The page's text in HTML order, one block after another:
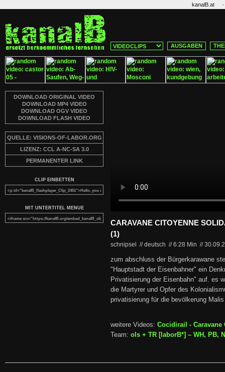
kanalB.at ·
AUSGABEN
DOWNLOAD ORIGINAL VIDEO
DOWNLOAD MP4 VIDEO
DOWNLOAD OGV VIDEO
DOWNLOAD FLASH VIDEO
QUELLE: VISIONS-OF-LABOR.ORG
LIZENZ: CCL A-NC-SA 3.0
PERMANENTER LINK
CLIP EINBETTEN
MIT UNTERTITEL MENUE
CARAVANE CITOYENNE
(1)
schnipsel // deutsch //6:28 Min //
zum abschluss der Bürgerkarawane
"Hauptstadt der Eisenbahner" ein
Privatisierung der Eisenbahn" auf. es
die Martyrer und Opfer des
privatisierung für die bevölkerung
weitere Videos: Cocidirail -
Team: ols + TR [laborB*] – WH, PB,